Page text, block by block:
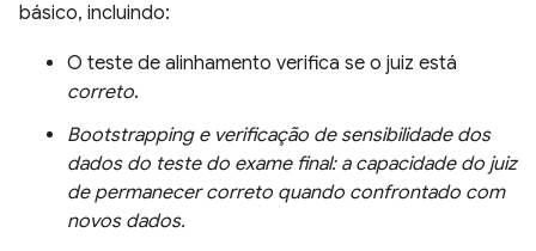
básico, incluindo:
O teste de alinhamento verifica se o juiz está
correto.
Bootstrapping e verificação de sensibilidade dos
dados do teste do exame final: a capacidade do juiz
de permanecer correto quando confrontado com
novos dados.